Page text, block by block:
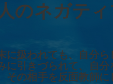
のネガテ
に扱われても、自分
に引きづられて、自分
その相手を反面教師に